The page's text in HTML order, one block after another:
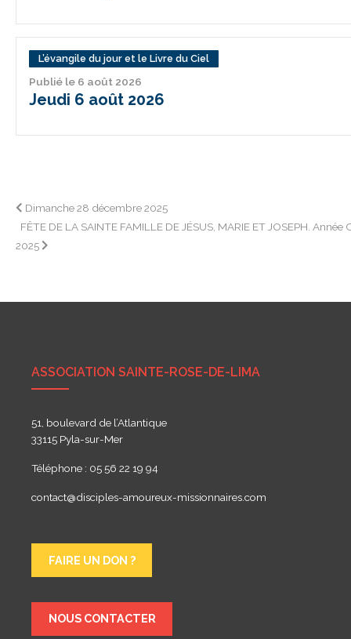
L’évangile du jour et le Livre du Ciel
Publié le 6 août 2026
Jeudi 6 août 2026
Navigation
de
Dimanche 28 décembre 2025
FÊTE DE LA SAINTE FAMILLE DE JÉSUS, MARIE ET JOSEPH. Année
2025
ASSOCIATION SAINTE-ROSE-DE-LIMA
51, boulevard de l’Atlantique
33115 Pyla-sur-Mer
Téléphone : 05 56 22 19 94
contact@disciples-amoureux-missionnaires.com
FAIRE UN DON ?
NOUS CONTACTER